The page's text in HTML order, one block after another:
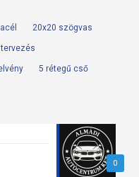
20x20 szögvas
tervezés
5 rétegű cső
0